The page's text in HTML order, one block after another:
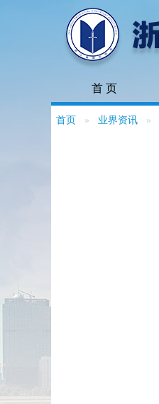
首 页
首页 业界资讯